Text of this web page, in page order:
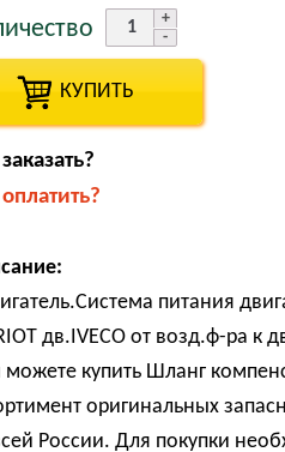
КУПИТЬ
питания
дв.IVECO от возд.ф-ра к
можете купить Шланг
оригинальных
России. Для покупки